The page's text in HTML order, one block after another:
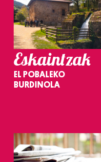
Eskaintzak
EL POBALEKO
BURDINOLA